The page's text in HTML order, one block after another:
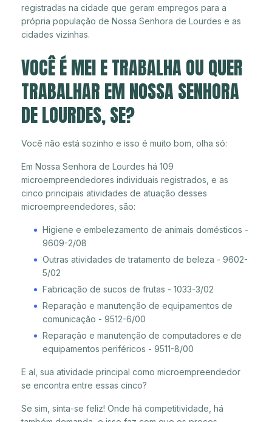
registradas na cidade que geram empregos para a
própria população de Nossa Senhora de Lourdes e as
cidades vizinhas.
VOCÊ É MEI E TRABALHA OU QUER
TRABALHAR EM NOSSA SENHORA
DE LOURDES, SE?
Você não está sozinho e isso é muito bom, olha só:
Em Nossa Senhora de Lourdes há 109
microempreendedores individuais registrados, e as
cinco principais atividades de atuação desses
microempreendedores, são:
Higiene e embelezamento de animais domésticos -
9609-2/08
Outras atividades de tratamento de beleza - 9602-
5/02
Fabricação de sucos de frutas - 1033-3/02
Reparação e manutenção de equipamentos de
comunicação - 9512-6/00
Reparação e manutenção de computadores e de
equipamentos periféricos - 9511-8/00
E aí, sua atividade principal como microempreendedor
se encontra entre essas cinco?
Se sim, sinta-se feliz! Onde há competitividade, há